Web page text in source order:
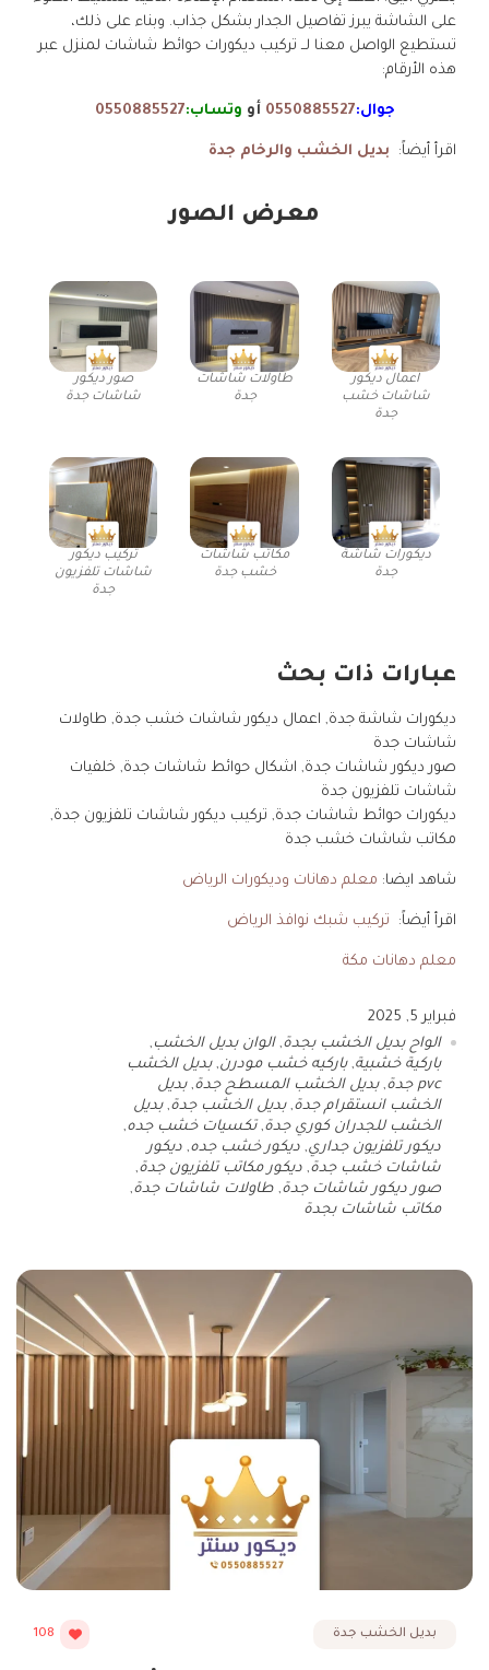
على الشاشة يبرز تفاصيل الجدار بشكل جذاب. وبناء على ذلك،
تستطيع الواصل معنا لــ تركيب ديكورات حوائط شاشات لمنزل عبر
هذه الأرقام:
جوال:0550885527 أو وتساب:0550885527
اقرأ أيضاً: بديل الخشب والرخام جدة
معرض الصور
اعمال ديكور
شاشات خشب
جدة
طاولات شاشات
جدة
صور ديكور
شاشات جدة
ديكورات شاشة
جدة
مكاتب شاشات
خشب جدة
تركيب ديكور
شاشات تلفزيون
جدة
عبارات ذات بحث
ديكورات شاشة جدة, اعمال ديكور شاشات خشب جدة, طاولات
شاشات جدة
صور ديكور شاشات جدة, اشكال حوائط شاشات جدة, خلفيات
شاشات تلفزيون جدة
ديكورات حوائط شاشات جدة, تركيب ديكور شاشات تلفزيون جدة,
مكاتب شاشات خشب جدة
شاهد ايضا: معلم دهانات وديكورات الرياض
اقرأ أيضاً: تركيب شبك نوافذ الرياض
معلم دهانات مكة
فبراير 5, 2025
الواح بديل الخشب بجدة,الوان بديل الخشب ,
باركية خشبية,باركيه خشب مودرن,بديل الخشب
pvc جدة
,بديل الخشب المسطح جدة,بديل
الخشب انستقرام جدة,بديل الخشب جدة,بديل
الخشب للجدران كوري جدة,تكسيات خشب جده,
ديكور تلفزيون جداري, ديكور خشب جده, ديكور
شاشات خشب جدة, ديكور مكاتب تلفزيون جدة,
صور ديكور شاشات جدة, طاولات شاشات جدة,
مكاتب شاشات بجدة
بديل الخشب جدة 108